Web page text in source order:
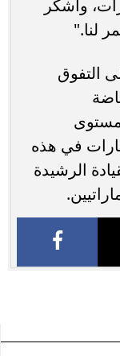
وأشكر
لنا."
التفوق
في هذه
الرشيدة